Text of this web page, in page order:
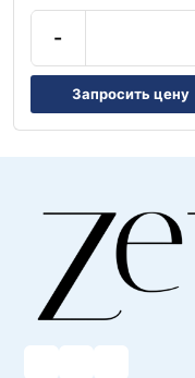
-
Запросить цену